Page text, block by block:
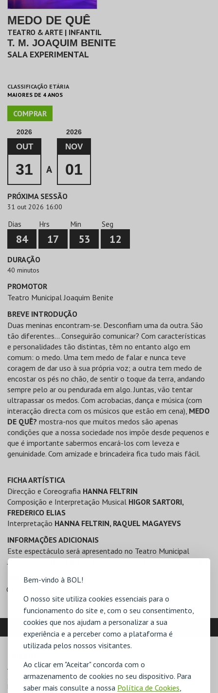
Bem-vindo à BOL!
O nosso site utiliza cookies essenciais para o
funcionamento do site e, com o seu consentimento,
cookies que nos ajudam a personalizar a sua
experiência e a perceber como a plataforma é
utilizada pelos nossos visitantes.
Ao clicar em "Aceitar" concorda com o
armazenamento de cookies no seu dispositivo. Para
saber mais consulte a nossa Política de Cookies
MEDO DE QUÊ
TEATRO & ARTE | INFANTIL
T. M. JOAQUIM BENITE
SALA EXPERIMENTAL
CLASSIFICAÇÃO ETÁRIA
MAIORES DE 4 ANOS
COMPRAR
2026
OUT
31 A
2026
NOV
01
PRÓXIMA SESSÃO
31 out 2026 16:00
Dias
84
Hrs
17
Min
53
Seg
12
DURAÇÃO
40 minutos
PROMOTOR
Teatro Municipal Joaquim Benite
BREVE INTRODUÇÃO
Duas meninas encontram-se. Desconfiam uma da outra. São
tão diferentes… Conseguirão comunicar? Com características
e personalidades tão distintas, têm no entanto algo em
comum: o medo. Uma tem medo de falar e nunca teve
coragem de dar uso à sua própria voz; a outra tem medo de
encostar os pés no chão, de sentir o toque da terra, andando
sempre pelo ar ou pendurada em algo. Juntas, vão tentar
ultrapassar os medos. Com acrobacias, dança e música (com
interacção directa com os músicos que estão em cena), MEDO
DE QUÊ? mostra-nos que muitos medos são apenas
condições que a nossa sociedade nos impõe desde pequenos e
que é importante sabermos encará-los com leveza e
genuinidade. Com amizade e brincadeira fica tudo mais fácil.
FICHA ARTÍSTICA
Direcção e Coreografia HANNA FELTRIN
Composição e Interpretação Musical HIGOR SARTORI,
FREDERICO ELIAS
Interpretação HANNA FELTRIN, RAQUEL MAGAYEVS
INFORMAÇÕES ADICIONAIS
Este espectáculo será apresentado no Teatro Municipal
Joaquim Benite, na Avenida Professor Egas Moniz, em Almada
PREÇOS
Geral - 10€
LOCALIZAÇÃO
Av. Professor Egas Moniz
2804-503 Almada
Direcções para T. M. Joaquim Benite